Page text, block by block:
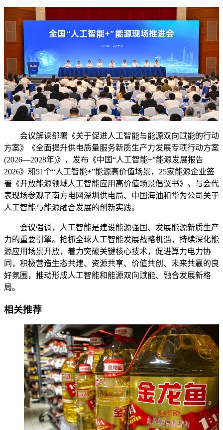
会议解读部署《关于促进人工智能与能源双向赋能的行动
方案》《全面提升供电质量服务新质生产力发展专项行动方案
(2026—2028年)》，发布《中国“人工智能+”能源发展报告
2026》和51个“人工智能+”能源高价值场景，25家能源企业签
署《开放能源领域人工智能应用高价值场景倡议书》。与会代
表现场参观了南方电网深圳供电局、中国海油和华为公司关于
人工智能与能源融合发展的创新实践。
会议强调，人工智能是建设能源强国、发展能源新质生产
力的重要引擎。抢抓全球人工智能发展战略机遇，持续深化能
源应用场景开放，着力突破关键核心技术，促进算力电力协
同，积极营造生态共建、资源共享、价值共创、未来共赢的良
好氛围，推动形成人工智能和能源双向赋能、融合发展新格
局。
相关推荐